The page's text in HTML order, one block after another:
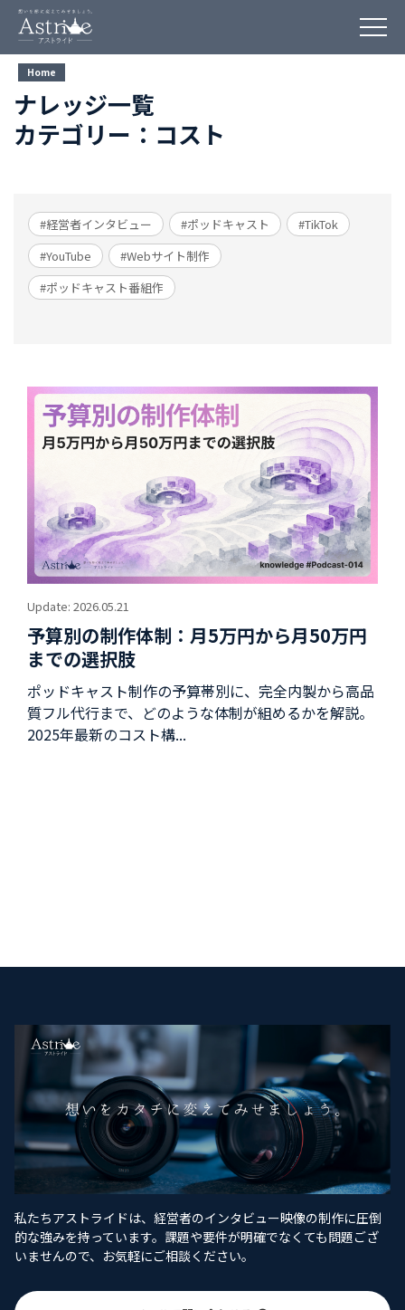
Home
ナレッジ一覧
カテゴリー：コスト
#経営者インタビュー #ポッドキャスト
#TikTok
#YouTube
#Webサイト制作
#ポッドキャスト番組作
Update: 2026.05.21
予算別の制作体制：月5万円から月50万円
までの選択肢
ポッドキャスト制作の予算帯別に、完全内製から高品
質フル代行まで、どのような体制が組めるかを解説。
2025年最新のコスト構...
私たちアストライドは、経営者のインタビュー映像の制作に圧倒
的な強みを持っています。課題や要件が明確でなくても問題ござ
いませんので、お気軽にご相談ください。